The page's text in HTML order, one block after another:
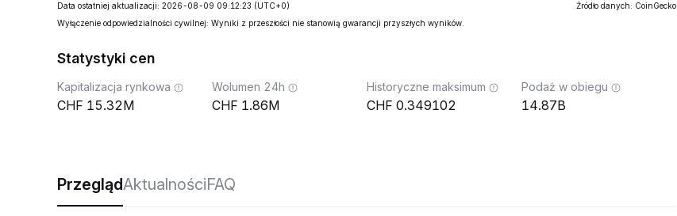
Data ostatniej aktualizacji: 2026-08-09 09:12:23 (UTC+0)
Źródło danych: CoinGecko
Wyłączenie odpowiedzialności cywilnej: Wyniki z przeszłości nie stanowią gwarancji przyszłych wyników.
Statystyki cen
Kapitalizacja rynkowa
15.32M
Wolumen 24h
1.86M
Historyczne maksimum
0.349102
Podaż w obiegu
14.87B
PrzeglądAktualnościFAQ